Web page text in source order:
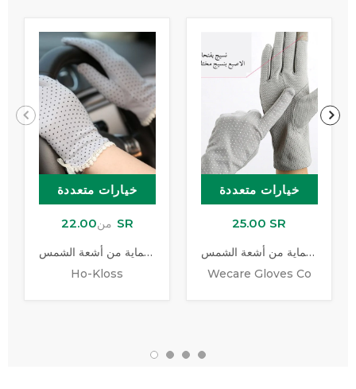
خيارات متعددة
من 22.00 SR
قفاز للحماية من أشعة الشمس
Ho-Kloss
خيارات متعددة
25.00 SR
قفازات القيادة للحماية من أشعة الشمس
Wecare Gloves Co